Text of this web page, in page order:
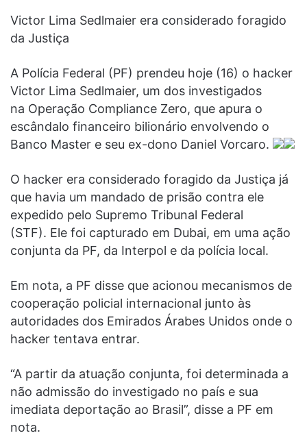
Victor Lima Sedlmaier era considerado foragido
da Justiça
A Polícia Federal (PF) prendeu hoje (16) o hacker
Victor Lima Sedlmaier, um dos investigados
na Operação Compliance Zero, que apura o
escândalo financeiro bilionário envolvendo o
Banco Master e seu ex-dono Daniel Vorcaro.
O hacker era considerado foragido da Justiça já
que havia um mandado de prisão contra ele
expedido pelo Supremo Tribunal Federal
(STF). Ele foi capturado em Dubai, em uma ação
conjunta da PF, da Interpol e da polícia local.
Em nota, a PF disse que acionou mecanismos de
cooperação policial internacional junto às
autoridades dos Emirados Árabes Unidos onde o
hacker tentava entrar.
“A partir da atuação conjunta, foi determinada a
não admissão do investigado no país e sua
imediata deportação ao Brasil”, disse a PF em
nota.